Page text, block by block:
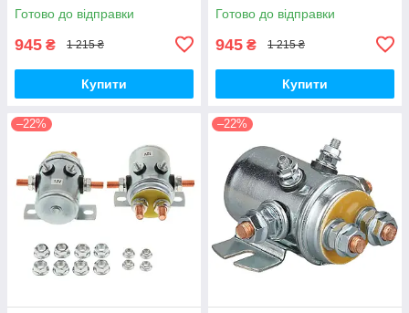
Готово до відправки
945 ₴ 1 215 ₴
Купити
Готово до відправки
945 ₴ 1 215 ₴
Купити
–22% –22%